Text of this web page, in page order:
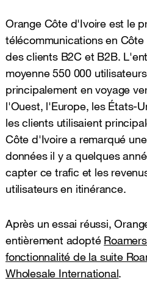
Orange Côte d'Ivoire est le
télécommunications en
des clients B2C et B2B.
moyenne 550 000
principalement en voyage
l'Ouest, l'Europe, les États-
les clients utilisaient
Côte d'Ivoire a remarqué
données il y a quelques
capter ce trafic et les
utilisateurs en itinérance.
Après un essai réussi,
entièrement adopté
fonctionnalité de la suite
Wholesale International.